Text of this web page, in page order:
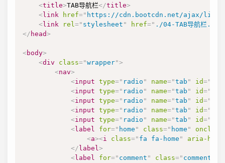
<title>TAB导航栏</title>
<link href=" https://cdn.bootcdn.net/ajax/libs/
<link rel=" stylesheet " href=" ./04-TAB导航栏.css
</ head>
<body>
<div class="wrapper">
<nav>
<input type=" radio " name="tab " id="
<input type=" radio " name="tab " id="
<input type=" radio " name="tab " id="
<input type=" radio " name="tab " id="
<input type=" radio " name="tab " id="
<label for=" home " class=" home " onclick
<a><i class=" fa fa-home "
aria-
</ label>
<label for=" comment " class=" comment